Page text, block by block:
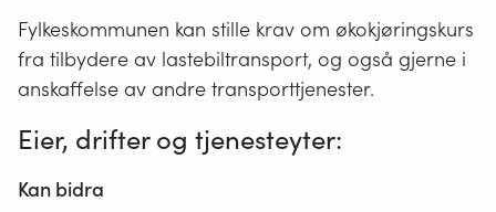
Fylkeskommunen kan stille krav om økokjøringskurs
fra tilbydere av lastebiltransport, og også gjerne i
anskaffelse av andre transporttjenester.
Eier, drifter og tjenesteyter:
Kan bidra